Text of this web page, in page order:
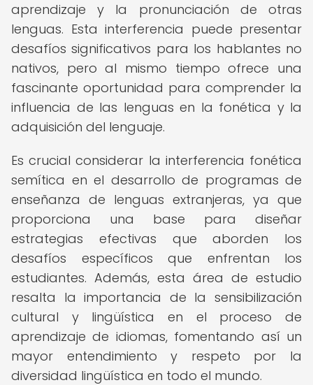
aprendizaje y la pronunciación de otras
lenguas. Esta interferencia puede presentar
desafíos significativos para los hablantes no
nativos, pero al mismo tiempo ofrece una
fascinante oportunidad para comprender la
influencia de las lenguas en la fonética y la
adquisición del lenguaje.
Es crucial considerar la interferencia fonética
semítica en el desarrollo de programas de
enseñanza de lenguas extranjeras, ya que
proporciona una base para diseñar
estrategias efectivas que aborden los
desafíos específicos que enfrentan los
estudiantes. Además, esta área de estudio
resalta la importancia de la sensibilización
cultural y lingüística en el proceso de
aprendizaje de idiomas, fomentando así un
mayor entendimiento y respeto por la
diversidad lingüística en todo el mundo.